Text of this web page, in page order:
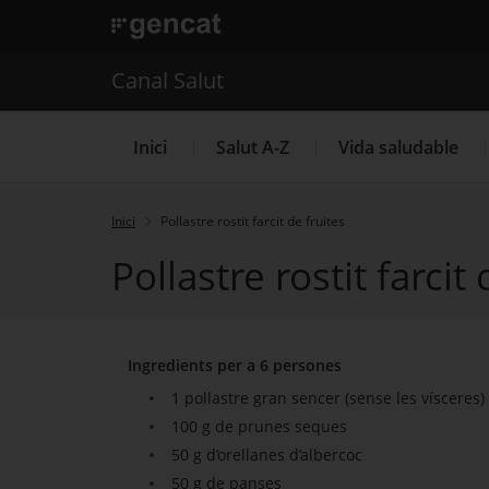
. Obre en una nova finestra.
La Meva Salut
Canal Salut
Inici Salut A-Z Vida saludable
. Obre en una nova finestra.
Inici Pollastre rostit farcit de fruites
Pollastre rostit farcit
Ingredients per a 6 persones
1 pollastre gran sencer (sense les vísceres)
100 g de prunes seques
50 g d’orellanes d’albercoc
50 g de panses